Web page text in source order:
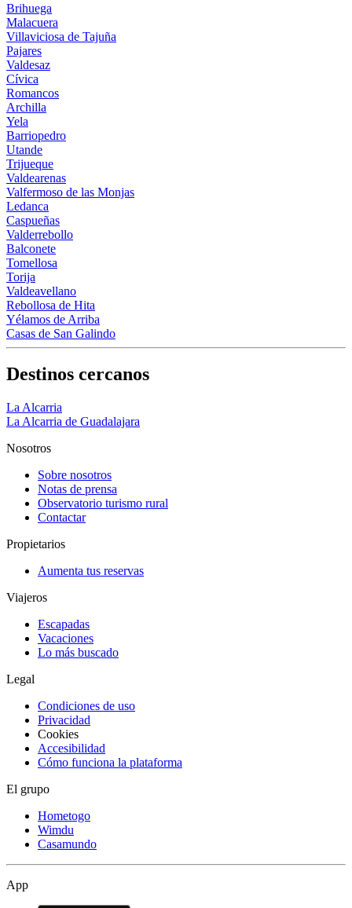
Brihuega
Malacuera
Villaviciosa de Tajuña
Pajares
Valdesaz
Cívica
Romancos
Archilla
Yela
Barriopedro
Utande
Trijueque
Valdearenas
Valfermoso de las Monjas
Ledanca
Caspueñas
Valderrebollo
Balconete
Tomellosa
Torija
Valdeavellano
Rebollosa de Hita
Yélamos de Arriba
Casas de San Galindo
Destinos cercanos
La Alcarria
La Alcarria de Guadalajara
Nosotros
Sobre nosotros
Notas de prensa
Observatorio turismo rural
Contactar
Propietarios
Aumenta tus reservas
Viajeros
Escapadas
Vacaciones
Lo más buscado
Legal
Condiciones de uso
Privacidad
Cookies
Accesibilidad
Cómo funciona la plataforma
El grupo
Hometogo
Wimdu
Casamundo
App